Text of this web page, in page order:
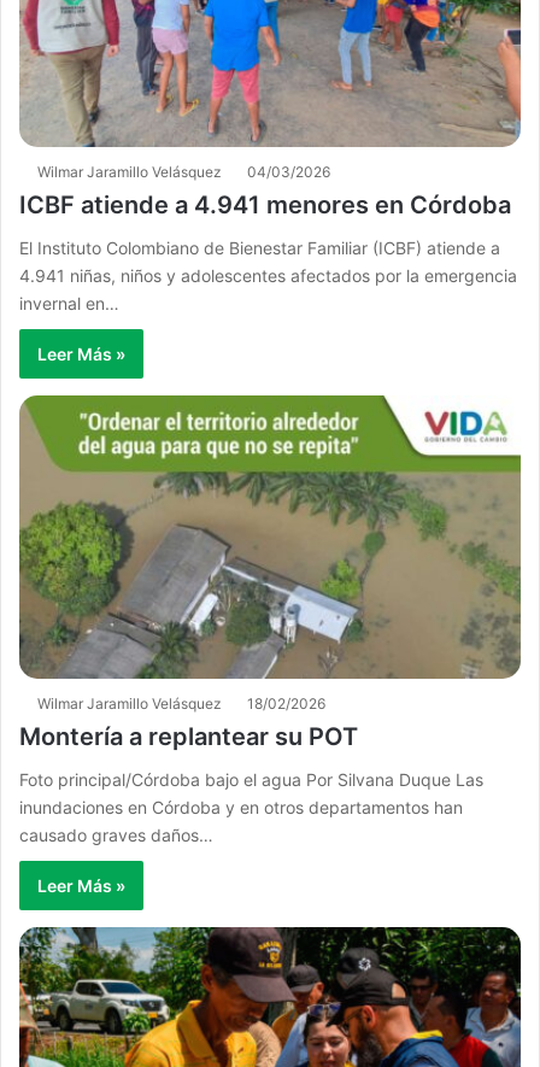
Wilmar Jaramillo Velásquez 04/03/2026
ICBF atiende a 4.941 menores en Córdoba
El Instituto Colombiano de Bienestar Familiar (ICBF) atiende a
4.941 niñas, niños y adolescentes afectados por la emergencia
invernal en…
Leer Más »
Wilmar Jaramillo Velásquez 18/02/2026
Montería a replantear su POT
Foto principal/Córdoba bajo el agua Por Silvana Duque Las
inundaciones en Córdoba y en otros departamentos han
causado graves daños…
Leer Más »